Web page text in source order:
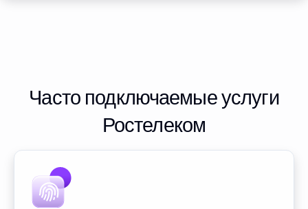
Часто подключаемые услуги
Ростелеком